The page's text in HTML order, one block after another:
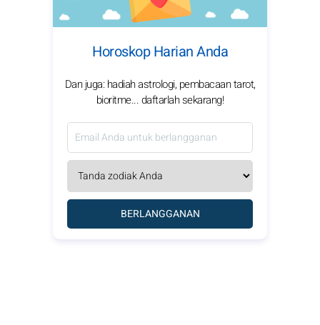
Horoskop Harian Anda
Dan juga: hadiah astrologi, pembacaan tarot,
bioritme... daftarlah sekarang!
BERLANGGANAN